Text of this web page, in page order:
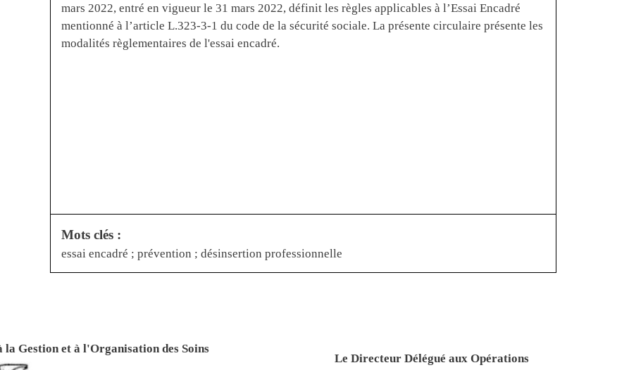
mars 2022, entré en vigueur le 31 mars 2022, définit les règles applicables à l’Essai Encadré
mentionné à l’article L.323-3-1 du code de la sécurité sociale. La présente circulaire présente les
modalités règlementaires de l'essai encadré.
Mots clés :
essai encadré ; prévention ; désinsertion professionnelle
Gestion et à l'Organisation des Soins
Le Directeur Délégué aux Opérations